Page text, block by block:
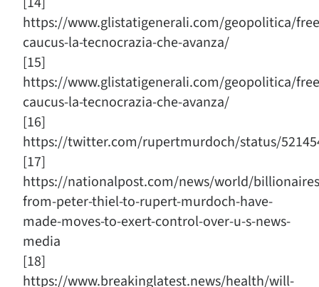
https://www.glistatigenerali.com/geopolitica/
caucus-la-tecnocrazia-che-avanza/
[15]
https://www.glistatigenerali.com/geopolitica/
caucus-la-tecnocrazia-che-avanza/
[16]
https://twitter.com/rupertmurdoch/status/
[17]
https://nationalpost.com/news/world/
from-peter-thiel-to-rupert-murdoch-have-
made-moves-to-exert-control-over-u-s-news-
media
[18]
https://www.breakinglatest.news/health/will-